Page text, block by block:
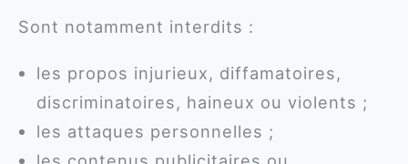
Sont notamment interdits :
les propos injurieux, diffamatoires,
discriminatoires, haineux ou violents ;
les attaques personnelles ;